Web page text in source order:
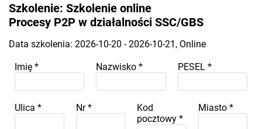
Szkolenie: Szkolenie online
Procesy P2P w działalności SSC/GBS
Data szkolenia: 2026-10-20 - 2026-10-21, Online
Imię * Nazwisko* PESEL *
Ulica * Nr*
Kod
pocztowy *
Miasto *